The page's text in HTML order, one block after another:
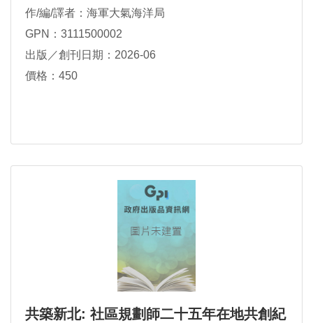
作/編/譯者：海軍大氣海洋局
GPN：3111500002
出版／創刊日期：2026-06
價格：450
共築新北: 社區規劃師二十五年在地共創紀